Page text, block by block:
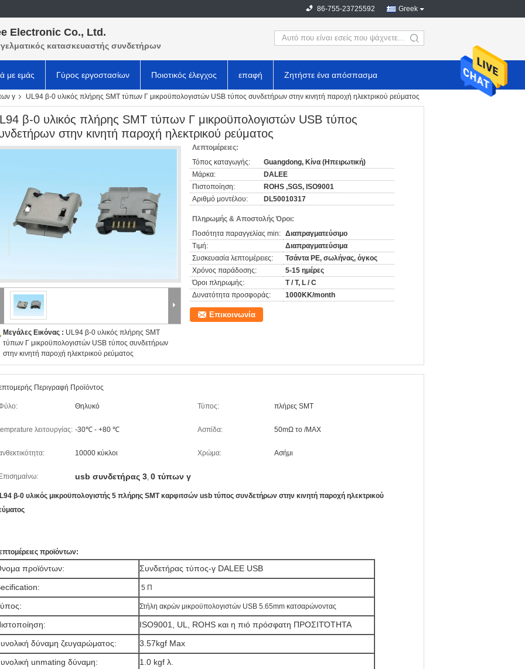
Greek
86-755-23725592
Electronic Co., Ltd.
κατασκευαστής συνδετήρων search
με εμάς Γύρος εργοστασίων Ποιοτικός έλεγχος επαφή Ζητήστε ένα απόσπασμα
γ UL94 β-0 υλικός πλήρης SMT τύπων Γ μικροϋπολογιστών USB τύπος συνδετήρων στην κινητή παροχή ηλεκτρικού ρεύματος
β-0 υλικός πλήρης SMT τύπων Γ μικροϋπολογιστών USB τύπος
στην κινητή παροχή ηλεκτρικού ρεύματος
Μεγάλες Εικόνας : UL94 β-0 υλικός πλήρης SMT
τύπων Γ μικροϋπολογιστών USB τύπος συνδετήρων
στην κινητή παροχή ηλεκτρικού ρεύματος
Λεπτομέρειες:
Τόπος καταγωγής:
Guangdong, Κίνα (Ηπειρωτική)
Μάρκα:
DALEE
Πιστοποίηση:
ROHS ,SGS, ISO9001
Αριθμό μοντέλου:
DL50010317
Πληρωμής & Αποστολής Όροι:
Ποσότητα παραγγελίας min: Διαπραγματεύσιμο
Τιμή:
Διαπραγματεύσιμα
Συσκευασία λεπτομέρειες:
Τσάντα PE, σωλήνας, όγκος
Χρόνος παράδοσης:
5-15 ημέρες
Όροι πληρωμής:
T / T, L / C
Δυνατότητα προσφοράς:
1000KK/month
Επικοινωνία
Περιγραφή Προϊόντος
Θηλυκό Τύπος: πλήρες SMT
λειτουργίας: -30℃ - +80 ℃ Ασπίδα: 50mΩ το /MAX
10000 κύκλοι Χρώμα: Ασήμι
usb συνδετήρας 3, 0 τύπων γ
β-0 υλικός μικροϋπολογιστής 5 πλήρης SMT καρφιτσών usb τύπος συνδετήρων στην κινητή παροχή ηλεκτρικού
προϊόντων:
προϊόντων:
Συνδετήρας τύπος-γ DALEE USB
5 Π
Στήλη ακρών μικροϋπολογιστών USB 5.65mm κατσαρώνοντας
ISO9001, UL, ROHS και η πιό πρόσφατη ΠΡΟΣΙΤΌΤΗΤΑ
δύναμη ζευγαρώματος:
3.57kgf Max
unmating δύναμη:
1.0 kgf λ.